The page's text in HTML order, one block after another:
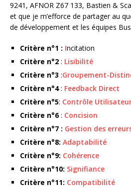
9241, AFNOR Z67 133, Bastien &
et que je m’efforce de partager au
de développement et les équipes
Critère n°1 : Incitation
Critère n°2 : Lisibilité
Critère n°3 :Groupement-
Critère n°4: Feedback Direct
Critère n°5: Contrôle
Critère n°6: Concision
Critère n°7 : Gestion des
Critère n°8: Adaptabilité
Critère n°9: Cohérence
Critère n°10: Signifiance
Critère n°11: Compatibilité